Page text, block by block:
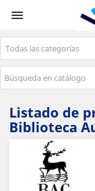

Todas las categorías
Listado de
Biblioteca